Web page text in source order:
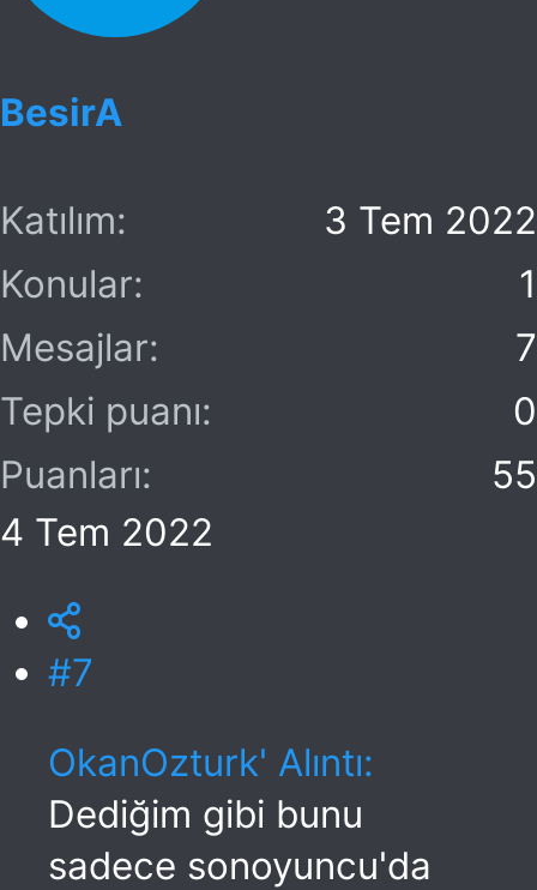
BesirA
Katılım
3 Tem 2022
Konular
1
Mesajlar
7
Tepki puanı
0
Puanları
55
4 Tem 2022
#7
OkanOzturk' Alıntı:
Dediğim gibi bunu
sadece sonoyuncu'da